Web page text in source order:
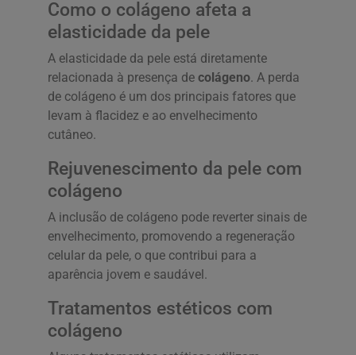
Como o colágeno afeta a
elasticidade da pele
A elasticidade da pele está diretamente
relacionada à presença de colágeno. A perda
de colágeno é um dos principais fatores que
levam à flacidez e ao envelhecimento
cutâneo.
Rejuvenescimento da pele com
colágeno
A inclusão de colágeno pode reverter sinais de
envelhecimento, promovendo a regeneração
celular da pele, o que contribui para a
aparência jovem e saudável.
Tratamentos estéticos com
colágeno